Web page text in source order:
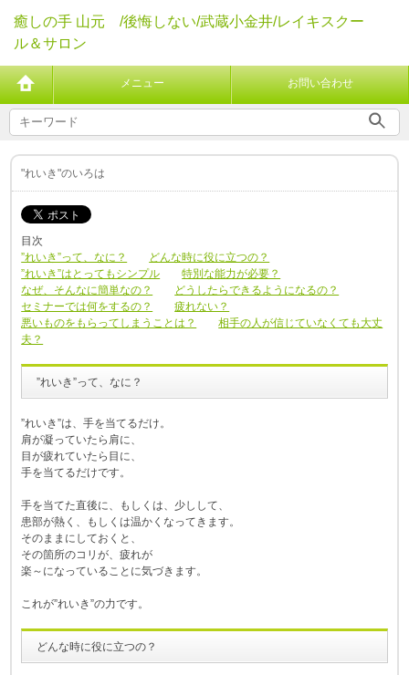
癒しの手 山元 /後悔しない/武蔵小金井/レイキスクー
ル＆サロン
メニュー お問い合わせ
"れいき"のいろは
目次
”れいき”って、なに？
どんな時に役に立つの？
”れいき”はとってもシンプル
特別な能力が必要？
なぜ、そんなに簡単なの？
どうしたらできるようになるの？
セミナーでは何をするの？
疲れない？
悪いものをもらってしまうことは？
相手の人が信じていなくても大丈
夫？
”れいき”って、なに？
”れいき”は、手を当てるだけ。
肩が凝っていたら肩に、
目が疲れていたら目に、
手を当てるだけです。
手を当てた直後に、もしくは、少しして、
患部が熱く、もしくは温かくなってきます。
そのままにしておくと、
その箇所のコリが、疲れが
楽～になっていることに気づきます。
これが”れいき”の力です。
どんな時に役に立つの？